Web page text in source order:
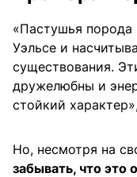
«Пастушья порода
Уэльсе и
существования.
дружелюбны и
стойкий
Но, несмотря на
забывать, что это